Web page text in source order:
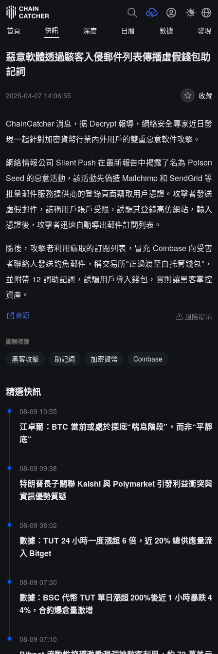
首頁 快訊 深度 日曆 數據 發現
惡意軟體透過駭客入侵郵件列表傳播虛假錢包助
記詞
2025-04-07 14:06:55 收藏
ChainCatcher 消息，据 Decrypt 報導，網絡安全專家近日發
現一起針對加密貨幣行業內外用戶的雙重惡意軟件攻擊。
網絡情報公司 Silent Push 在最新報告中揭露了名為 Poison
Seed 的惡意活動，該活動先偽造 Mailchimp 和 SendGrid 等
批量郵件服務提供商的登錄頁面竊取用戶憑證。攻擊者發送
虛假郵件，謊稱用戶賬戶受限，誘騙其登錄高仿網站，輸入
憑證後，攻擊者迅速自動導出郵件訂閱列表。
隨後，攻擊者利用竊取的訂閱列表，冒充 Coinbase 向受害
者聯絡人發送釣魚郵件，稱交易所"正過渡至自托管錢包"，
並附帶 12 詞助記詞，誘騙用戶導入錢包，實則讓黑客掌控
資產。
來源 風險提示
關聯標籤
黑客攻擊 助記詞 加密貨幣 Coinbase
精選快訊
08-09 10:55
江卓爾：BTC 當前或處於探底“喘息階段”，而非“平靜
底”
08-09 09:38
特朗普長子關聯 Kalshi 與 Polymarket 引發利益衝突與
資訊優勢質疑
08-09 08:02
數據：TUT 24 小時一度漲超 6 倍，近 20% 總供應量流
入 Bitget
08-09 07:30
數據：BSC 代幣 TUT 單日漲超 200%後近 1 小時暴跌 4
4%，合約爆倉量激增
08-09 07:10